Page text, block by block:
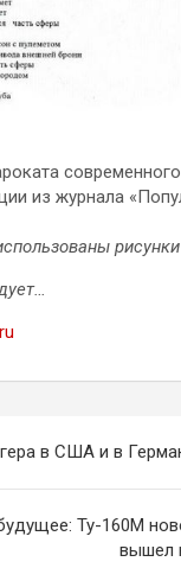
из журнала
в США и в
Ту-160М
вышел